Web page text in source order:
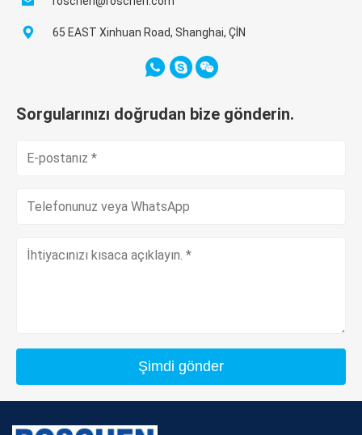
65 EAST Xinhuan Road, Shanghai, ÇİN
Sorgularınızı doğrudan bize gönderin.
Şimdi gönder